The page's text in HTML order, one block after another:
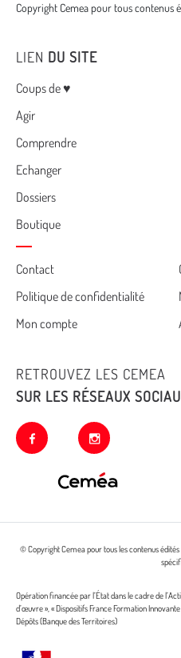
Copyright Cemea pour tous contenus
LIEN DU SITE
Menu
Coups de ♥
Agir
Comprendre
Echanger
Dossiers
Boutique
Cemea
footer
Contact
Politique de confidentialité
Mon compte
RETROUVEZ LES CEMEA
SUR LES RÉSEAUX
facebook instagram
© Copyright Cemea pour tous les contenus
Opération financée par l’État dans le cadre de
d’œuvre », « Dispositifs France Formation
Dépôts (Banque des Territoires)